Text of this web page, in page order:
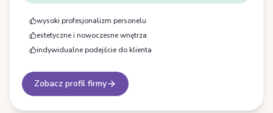
wysoki profesjonalizm personelu
estetyczne i nowoczesne wnętrza
indywidualne podejście do klienta
Zobacz profil firmy